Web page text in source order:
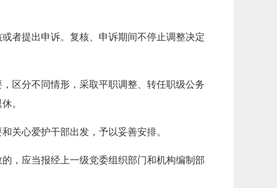
者提出申诉。复核、申诉期间不停止调整决定
区分不同情形，采取平职调整、转任职级公务
。
关心爱护干部出发，予以妥善安排。
，应当报经上一级党委组织部门和机构编制部